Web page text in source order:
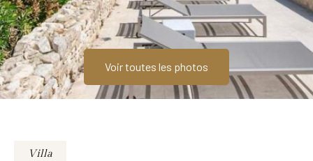
Voir toutes les photos
Villa